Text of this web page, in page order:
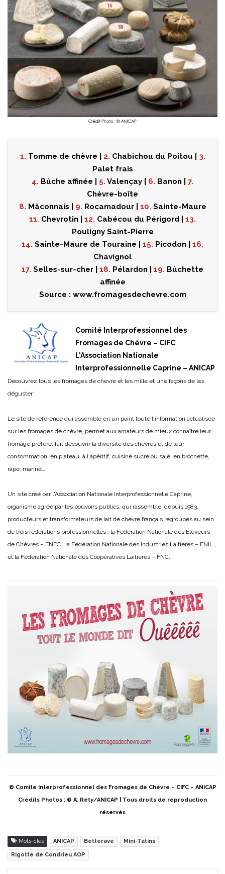
1. Tomme de chèvre | 2. Chabichou du Poitou | 3.
Palet frais
4. Bûche affinée | 5. Valençay | 6. Banon | 7.
Chèvre-boîte
8. Mâconnais | 9. Rocamadour | 10. Sainte-Maure
11. Chevrotin | 12. Cabécou du Périgord | 13.
Pouligny Saint-Pierre
14. Sainte-Maure de Touraine | 15. Picodon | 16.
Chavignol
17. Selles-sur-cher | 18. Pélardon | 19. Bûchette
affinée
Source : www.fromagesdechevre.com
Comité Interprofessionnel des
Fromages de Chèvre – CIFC
L'Association Nationale
Interprofessionnelle Caprine – ANICAP
Découvrez tous les fromages de chèvre et les mille et une façons de les
déguster !
Le site de référence qui assemble en un point toute l'information actualisée
sur les fromages de chèvre, permet aux amateurs de mieux connaître leur
fromage préféré, fait découvrir la diversité des chèvres et de leur
consommation, en plateau, à l'apéritif, cuisiné sucré ou salé, en brochette,
râpé, mariné…
Un site créé par l'Association Nationale Interprofessionnelle Caprine,
organisme agréé par les pouvoirs publics, qui rassemble, depuis 1983,
producteurs et transformateurs de lait de chèvre français regroupés au sein
de trois fédérations professionnelles : la Fédération Nationale des Éleveurs
de Chèvres – FNEC , la Fédération Nationale des Industries Laitières – FNIL ,
et la Fédération Nationale des Coopératives Laitières – FNC.
© Comité Interprofessionnel des Fromages de Chèvre – CIFC – ANICAP
Crédits Photos : © A. Réty/ANICAP | Tous droits de reproduction
réservés
Mots-clés ANICAP Betterave Mini-Tatins
Rigotte de Condrieu AOP